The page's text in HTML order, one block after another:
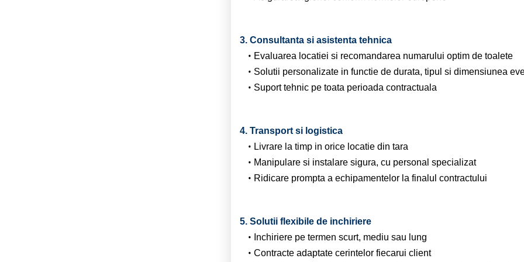
3. Consultanta si asistenta tehnica
Evaluarea locatiei si recomandarea numarului optim de toalete
Solutii personalizate in functie de durata, tipul si dimensiunea
Suport tehnic pe toata perioada contractuala
4. Transport si logistica
Livrare la timp in orice locatie din tara
Manipulare si instalare sigura, cu personal specializat
Ridicare prompta a echipamentelor la finalul contractului
5. Solutii flexibile de inchiriere
Inchiriere pe termen scurt, mediu sau lung
Contracte adaptate cerintelor fiecarui client